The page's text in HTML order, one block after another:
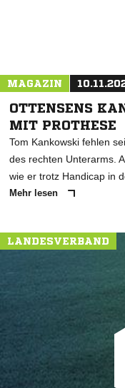
MAGAZIN
OTTENSENS
MIT PROTHESE
Tom Kankowski fehlen
des rechten Unterarms.
wie er trotz Handicap in
Mehr lesen
LANDESVERBAND